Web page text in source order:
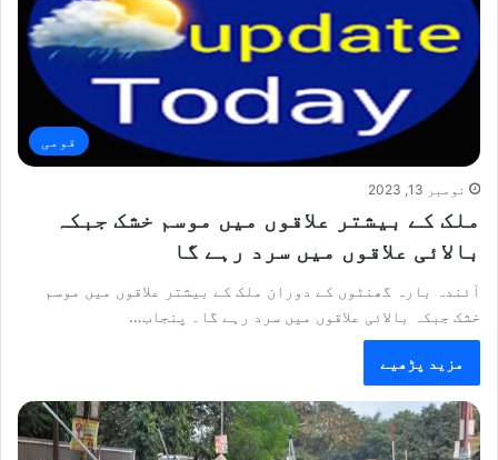
قومی
نومبر 13, 2023
ملک کے بیشتر علاقوں میں موسم خشک جبکہ
بالائی علاقوں میں سرد رہے گا
آئندہ بارہ گھنٹوں کے دوران ملک کے بیشتر علاقوں میں موسم
خشک جبکہ بالائی علاقوں میں سرد رہے گا۔ پنجاب…
مزید پڑھیے